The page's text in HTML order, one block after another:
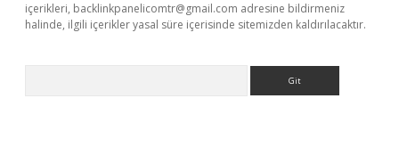
içerikleri, backlinkpanelicomtr@gmail.com adresine bildirmeniz
halinde, ilgili içerikler yasal süre içerisinde sitemizden kaldırılacaktır.